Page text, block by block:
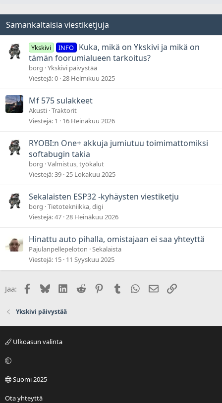
Samankaltaisia viestiketjuja
Ykskivi INFO
Kuka, mikä on Ykskivi ja mikä on
tämän foorumialueen tarkoitus?
borg Ykskivi päivystää
Viestejä 0 28 Helmikuu 2025
Mf 575 sulakkeet
Akusti Traktorit
Viestejä 1 16 Heinäkuu 2026
RYOBI:n One+ akkuja jumiutuu toimimattomiksi
softabugin takia
borg Valmistus, työkalut
Viestejä 39 25 Lokakuu 2025
Sekalaisten ESP32 -kyhäysten viestiketju
borg Tietotekniikka, digi
Viestejä 47 28 Heinäkuu 2026
Hinattu auto pihalla, omistajaan ei saa yhteyttä
Pajulanpellepeloton Sekalaista
Viestejä 15 11 Syyskuu 2025
Jaa: Facebook
BlueskyLinkedIn
Reddit PinterestTumblr WhatsApp
Sähköposti
Linkki
Ykskivi päivystää
Ulkoasun valinta
Suomi 2025
Ota yhteyttä